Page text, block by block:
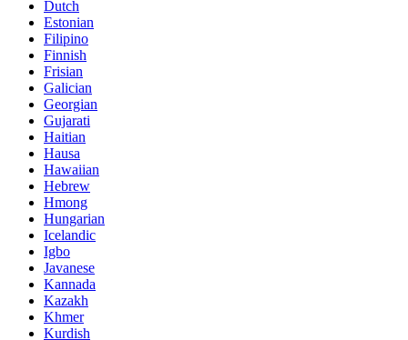
Dutch
Estonian
Filipino
Finnish
Frisian
Galician
Georgian
Gujarati
Haitian
Hausa
Hawaiian
Hebrew
Hmong
Hungarian
Icelandic
Igbo
Javanese
Kannada
Kazakh
Khmer
Kurdish